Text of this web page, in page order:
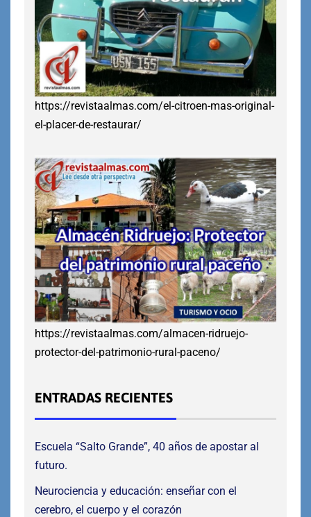
https://revistaalmas.com/el-citroen-mas-original-
el-placer-de-restaurar/
https://revistaalmas.com/almacen-ridruejo-
protector-del-patrimonio-rural-paceno/
ENTRADAS RECIENTES
Escuela “Salto Grande”, 40 años de apostar al
futuro.
Neurociencia y educación: enseñar con el
cerebro, el cuerpo y el corazón